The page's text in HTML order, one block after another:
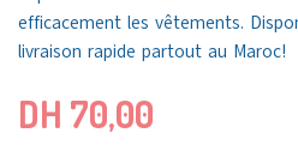
efficacement les vêtements.
livraison rapide partout au Maroc!
DH 70,00